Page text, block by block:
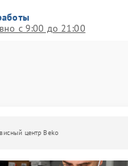
с 9:00 до 21:00
центр Beko